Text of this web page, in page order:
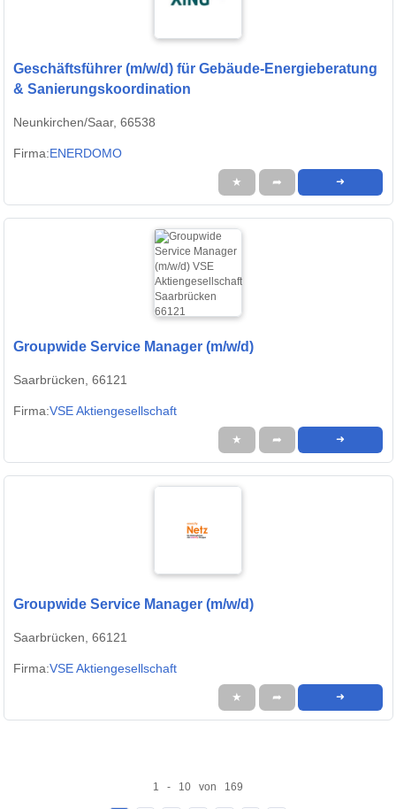
Geschäftsführer (m/w/d) für Gebäude-Energieberatung
& Sanierungskoordination
Neunkirchen/Saar, 66538
Firma:ENERDOMO
★ ➦ ➜
Groupwide Service Manager (m/w/d)
Saarbrücken, 66121
Firma:VSE Aktiengesellschaft
★ ➦ ➜
Groupwide Service Manager (m/w/d)
Saarbrücken, 66121
Firma:VSE Aktiengesellschaft
★ ➦ ➜
1 - 10 von 169